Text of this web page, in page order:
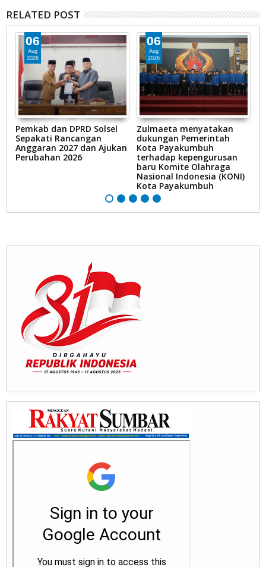
RELATED POST
06
Aug
2026
Pemkab dan DPRD Solsel
Sepakati Rancangan
Anggaran 2027 dan Ajukan
Perubahan 2026
06
Aug
2026
Zulmaeta menyatakan
dukungan Pemerintah
Kota Payakumbuh
terhadap kepengurusan
baru Komite Olahraga
Nasional Indonesia (KONI)
Kota Payakumbuh